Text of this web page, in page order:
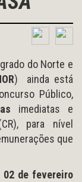
do Norte e
) ainda está
Público,
imediatas e
para nível
que
02 de fevereiro